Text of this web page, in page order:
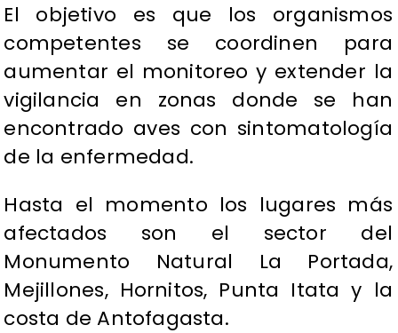
El objetivo es que los organismos
competentes se coordinen para
aumentar el monitoreo y extender la
vigilancia en zonas donde se han
encontrado aves con sintomatología
de la enfermedad.
Hasta el momento los lugares más
afectados son el sector del
Monumento Natural La Portada,
Mejillones, Hornitos, Punta Itata y la
costa de Antofagasta.